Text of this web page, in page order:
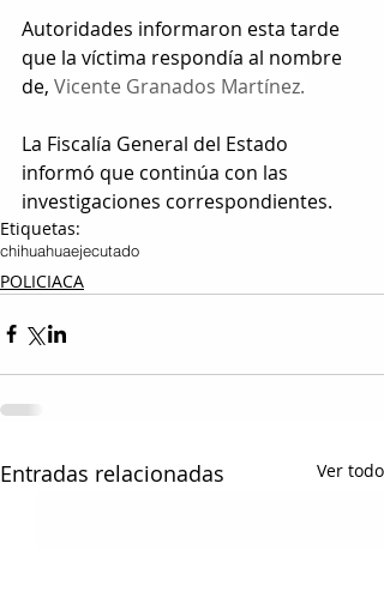
Autoridades informaron esta tarde
que la víctima respondía al nombre
de, Vicente Granados Martínez.
La Fiscalía General del Estado
informó que continúa con las
investigaciones correspondientes.
Etiquetas:
chihuahuaejecutado
POLICIACA
Entradas relacionadas Ver todo